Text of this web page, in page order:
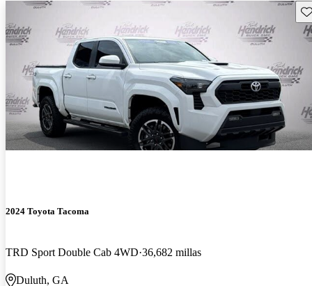
2024 Toyota Tacoma
TRD Sport Double Cab 4WD 36,682 millas
Duluth, GA